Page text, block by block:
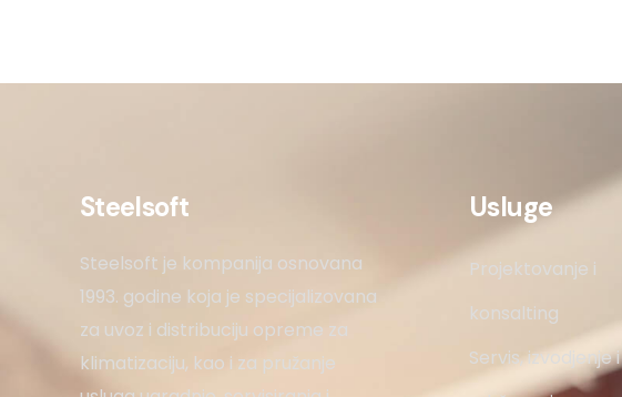
Steelsoft
Steelsoft je kompanija osnovana
1993. godine koja je specijalizovana
za uvoz i distribuciju opreme za
klimatizaciju, kao i za pružanje
Usluge
Projektovanje i
konsalting
Servis, izvodjenje i